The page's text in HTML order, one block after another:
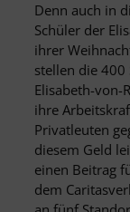
Denn auch in
Schüler der
ihrer
stellen die 400
Elisabeth-von-
ihre
Privatleuten
diesem Geld
einen Beitrag
dem